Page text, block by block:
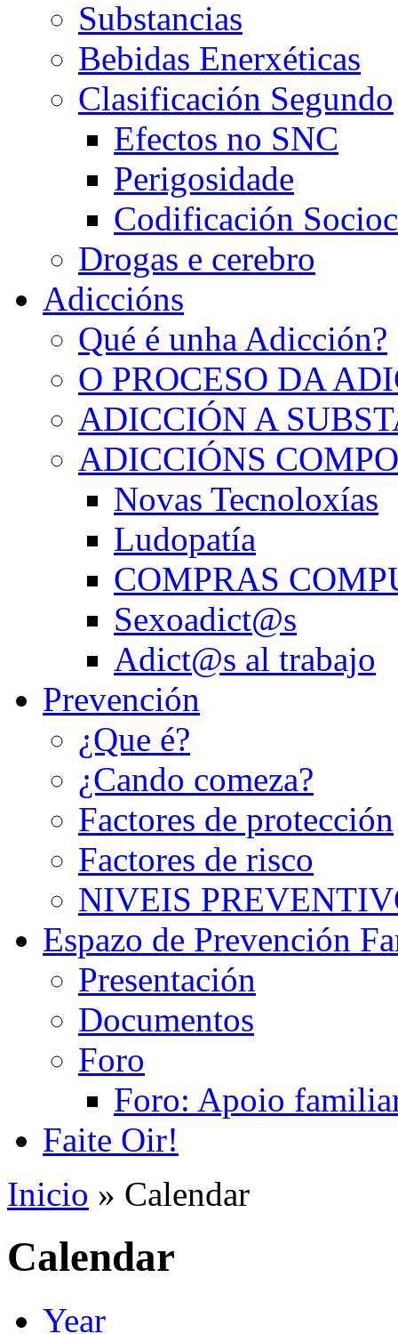
Substancias
Bebidas Enerxéticas
Clasificación Segundo
Efectos no SNC
Perigosidade
Codificación
Drogas e cerebro
Adiccións
Qué é unha Adicción?
O PROCESO DA
ADICCIÓN A
ADICCIÓNS
Novas Tecnoloxías
Ludopatía
COMPRAS
Sexoadict@s
Adict@s al trabajo
Prevención
¿Que é?
¿Cando comeza?
Factores de protección
Factores de risco
NIVEIS
Espazo de Prevención
Presentación
Documentos
Foro
Foro: Apoio
Faite Oir!
Inicio » Calendar
Calendar
Year